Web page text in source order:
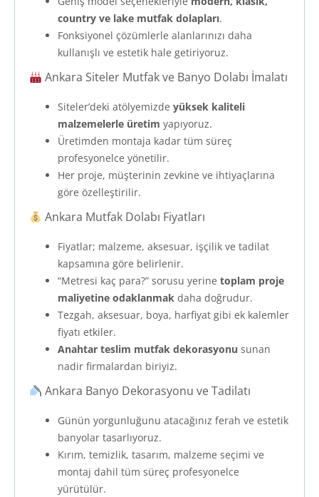
country ve lake mutfak dolapları.
Fonksiyonel çözümlerle alanlarınızı daha
kullanışlı ve estetik hale getiriyoruz.
Ankara Siteler Mutfak ve Banyo Dolabı İmalatı
Siteler’deki atölyemizde yüksek kaliteli
malzemelerle üretim yapıyoruz.
Üretimden montaja kadar tüm süreç
profesyonelce yönetilir.
Her proje, müşterinin zevkine ve ihtiyaçlarına
göre özelleştirilir.
Ankara Mutfak Dolabı Fiyatları
Fiyatlar; malzeme, aksesuar, işçilik ve tadilat
kapsamına göre belirlenir.
“Metresi kaç para?” sorusu yerine toplam proje
maliyetine odaklanmak daha doğrudur.
Tezgah, aksesuar, boya, harfiyat gibi ek kalemler
fiyatı etkiler.
Anahtar teslim mutfak dekorasyonu sunan
nadir firmalardan biriyiz.
Ankara Banyo Dekorasyonu ve Tadilatı
Günün yorgunluğunu atacağınız ferah ve estetik
banyolar tasarlıyoruz.
Kırım, temizlik, tasarım, malzeme seçimi ve
montaj dahil tüm süreç profesyonelce
yürütülür.